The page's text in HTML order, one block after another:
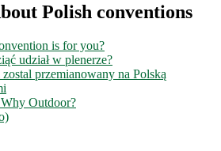
Polish conventions
is for you?
udział w plenerze?
przemianowany na Polską
Outdoor?